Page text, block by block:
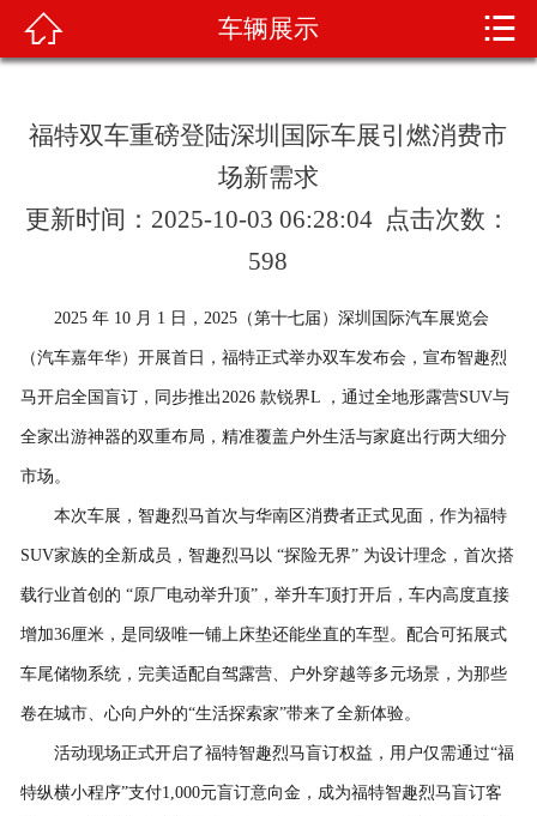
新闻资讯
荣誉资质
技术知识
 车辆展示 
福特双车重磅登陆深圳国际车展引燃消费市
场新需求
更新时间：2025-10-03 06:28:04 点击次数：
598
2025 年 10 月 1 日，2025（第十七届）深圳国际汽车展览会
（汽车嘉年华）开展首日，福特正式举办双车发布会，宣布智趣烈
马开启全国盲订，同步推出2026 款锐界L ，通过全地形露营SUV与
全家出游神器的双重布局，精准覆盖户外生活与家庭出行两大细分
市场。
本次车展，智趣烈马首次与华南区消费者正式见面，作为福特
SUV家族的全新成员，智趣烈马以 “探险无界” 为设计理念，首次搭
载行业首创的 “原厂电动举升顶”，举升车顶打开后，车内高度直接
增加36厘米，是同级唯一铺上床垫还能坐直的车型。配合可拓展式
车尾储物系统，完美适配自驾露营、户外穿越等多元场景，为那些
卷在城市、心向户外的“生活探索家”带来了全新体验。
活动现场正式开启了福特智趣烈马盲订权益，用户仅需通过“福
特纵横小程序”支付1,000元盲订意向金，成为福特智趣烈马盲订客